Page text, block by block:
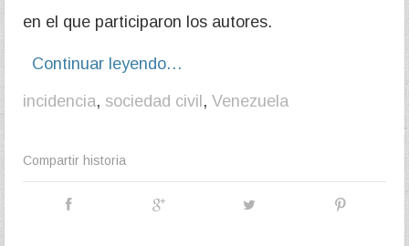
en el que participaron los autores.
Continuar leyendo…
incidencia, sociedad civil , Venezuela
Compartir historia